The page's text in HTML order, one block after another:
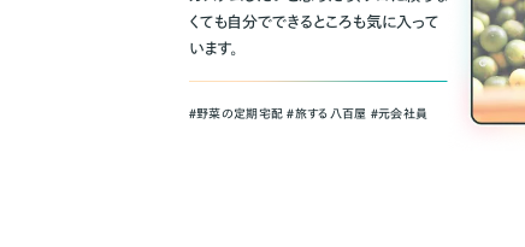
くても自分でできるところも気に入って
います。
＃野菜の定期宅配 ＃旅する八百屋 ＃元会社員